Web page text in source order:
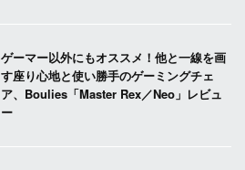
ゲーマー以外にもオススメ！他と一線を画
す座り心地と使い勝手のゲーミングチェ
ア、Boulies「Master Rex／Neo」レビュ
ー